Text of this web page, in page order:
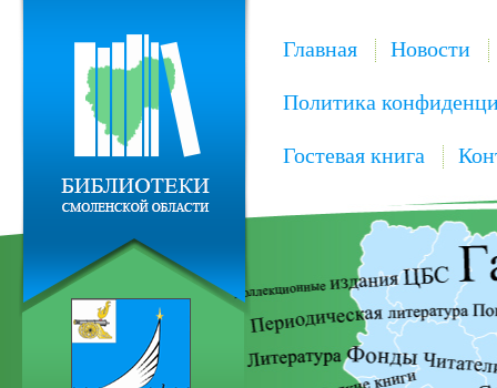
Главная Новости
Политика
Гостевая книга